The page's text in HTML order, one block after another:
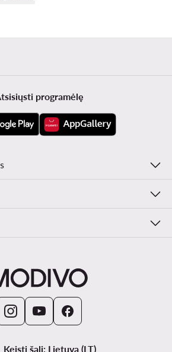
Keisti šalį: Lietuva (LT)
programėlę